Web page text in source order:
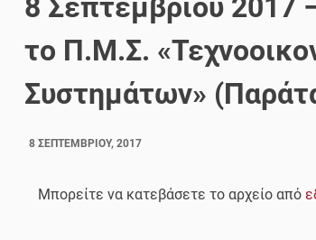
8 Σεπτεμβρίου 2017
το Π.Μ.Σ.
Συστημάτων»
8 ΣΕΠΤΕΜΒΡΊΟΥ, 2017
Μπορείτε να κατεβάσετε το αρχείο από